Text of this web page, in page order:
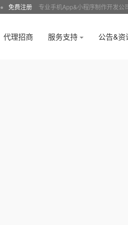
● 免费注册 专业手机App&小程序制作开发公
代理招商 服务支持 公告&资